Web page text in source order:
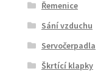
Řemenice
Sání vzduchu
Servočerpadla
Škrtící klapky